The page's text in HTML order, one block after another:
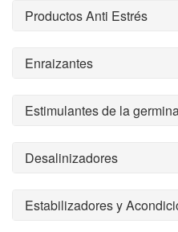
Productos Anti Estrés
Enraizantes
Estimulantes de la
Desalinizadores
Estabilizadores y